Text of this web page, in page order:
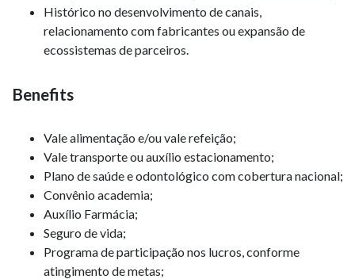
Histórico no desenvolvimento de canais,
relacionamento com fabricantes ou expansão de
ecossistemas de parceiros.
Benefits
Vale alimentação e/ou vale refeição;
Vale transporte ou auxílio estacionamento;
Plano de saúde e odontológico com cobertura nacional;
Convênio academia;
Auxílio Farmácia;
Seguro de vida;
Programa de participação nos lucros, conforme
atingimento de metas;